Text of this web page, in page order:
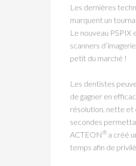
Les dernières
marquent un
Le nouveau PSPIX
scanners
petit du marché !
Les dentistes
de gagner en
résolution, nette
secondes
ACTEON® a créé
temps afin de